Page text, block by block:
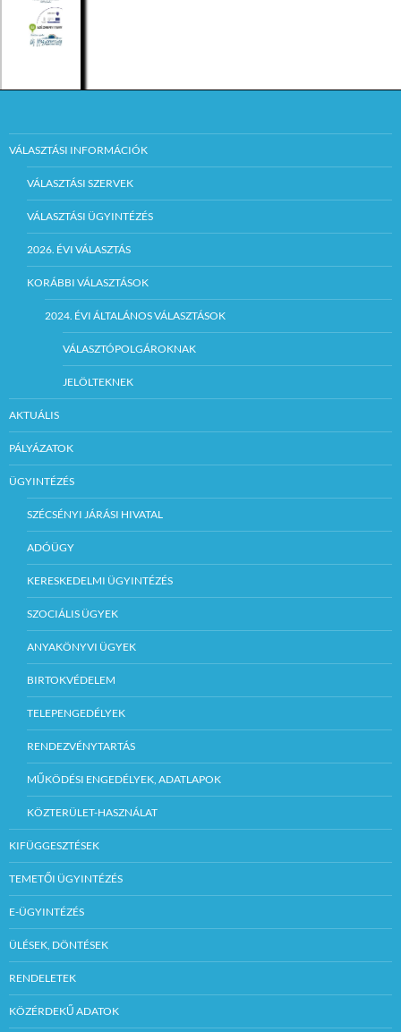
VÁLASZTÁSI INFORMÁCIÓK
VÁLASZTÁSI SZERVEK
VÁLASZTÁSI ÜGYINTÉZÉS
2026. ÉVI VÁLASZTÁS
KORÁBBI VÁLASZTÁSOK
2024. ÉVI ÁLTALÁNOS VÁLASZTÁSOK
VÁLASZTÓPOLGÁROKNAK
JELÖLTEKNEK
AKTUÁLIS
PÁLYÁZATOK
ÜGYINTÉZÉS
SZÉCSÉNYI JÁRÁSI HIVATAL
ADÓÜGY
KERESKEDELMI ÜGYINTÉZÉS
SZOCIÁLIS ÜGYEK
ANYAKÖNYVI ÜGYEK
BIRTOKVÉDELEM
TELEPENGEDÉLYEK
RENDEZVÉNYTARTÁS
MŰKÖDÉSI ENGEDÉLYEK, ADATLAPOK
KÖZTERÜLET-HASZNÁLAT
KIFÜGGESZTÉSEK
TEMETŐI ÜGYINTÉZÉS
E-ÜGYINTÉZÉS
ÜLÉSEK, DÖNTÉSEK
RENDELETEK
KÖZÉRDEKŰ ADATOK